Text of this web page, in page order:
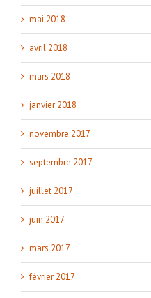
mai 2018
avril 2018
mars 2018
janvier 2018
novembre 2017
septembre 2017
juillet 2017
juin 2017
mars 2017
février 2017